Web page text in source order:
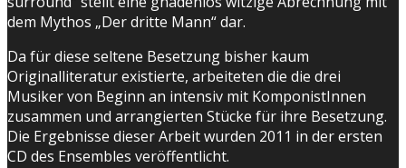
dem Mythos „Der dritte Mann“ dar.
Da für diese seltene Besetzung bisher kaum
Originalliteratur existierte, arbeiteten die die drei
Musiker von Beginn an intensiv mit KomponistInnen
zusammen und arrangierten Stücke für ihre Besetzung.
Die Ergebnisse dieser Arbeit wurden 2011 in der ersten
CD des Ensembles veröffentlicht.